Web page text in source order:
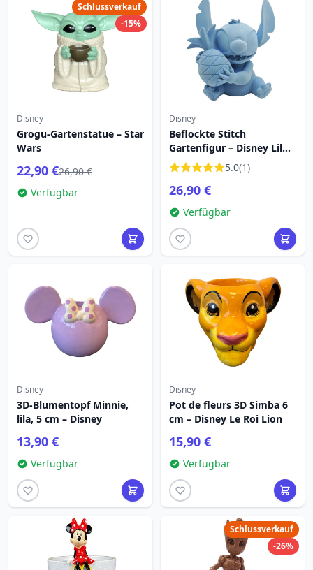
Schlussverkauf
-15%
Disney
Grogu-Gartenstatue – Star
Wars
22,90 €26,90 €
Verfügbar
Disney
Beflockte Stitch
Gartenfigur – Disney Lilo
& Stitch
5.0(1)
26,90 €
Verfügbar
Disney
3D-Blumentopf Minnie,
lila, 5 cm – Disney
13,90 €
Verfügbar
Disney
Pot de fleurs 3D Simba 6
cm – Disney Le Roi Lion
15,90 €
Verfügbar
Schlussverkauf
-26%